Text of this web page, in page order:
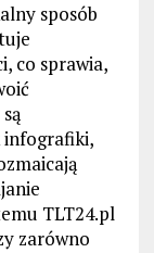
sposób
co sprawia,
infografiki,
TLT24.pl
zarówno